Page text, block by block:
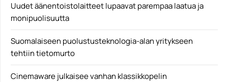
Uudet äänentoistolaitteet lupaavat parempaa laatua ja
monipuolisuutta
Suomalaiseen puolustusteknologia-alan yritykseen
tehtiin tietomurto
Cinemaware julkaisee vanhan klassikkopelin